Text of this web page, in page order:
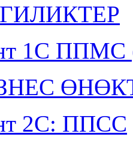
1С
2C: ППСС